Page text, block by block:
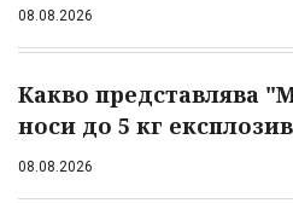
08.08.2026
Какво представлява
носи до 5 кг експлозив
08.08.2026